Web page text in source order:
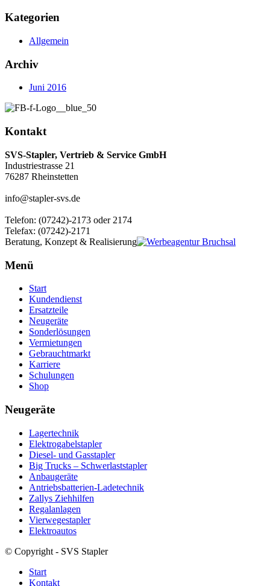
Kategorien
Allgemein
Archiv
Juni 2016
Kontakt
SVS-Stapler, Vertrieb & Service GmbH
Industriestrasse 21
76287 Rheinstetten
info@stapler-svs.de
Telefon: (07242)-2173 oder 2174
Telefax: (07242)-2171
Beratung, Konzept & Realisierung
Menü
Start
Kundendienst
Ersatzteile
Neugeräte
Sonderlösungen
Vermietungen
Gebrauchtmarkt
Karriere
Schulungen
Shop
Neugeräte
Lagertechnik
Elektrogabelstapler
Diesel- und Gasstapler
Big Trucks – Schwerlaststapler
Anbaugeräte
Antriebsbatterien-Ladetechnik
Zallys Ziehhilfen
Regalanlagen
Vierwegestapler
Elektroautos
© Copyright - SVS Stapler
Start
Kontakt